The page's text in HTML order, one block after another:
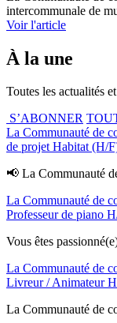
intercommunale de
Voir l'article
À la une
Toutes les actualités
S’ABONNER
La Communauté de
de projet Habitat (H/
📢 La Communauté
La Communauté de
Professeur de piano
Vous êtes
La Communauté de
Livreur / Animateur
La Communauté de